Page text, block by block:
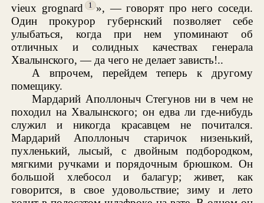
vieux grognard
1
», — говорят про него соседи.
Один прокурор губернский позволяет себе
улыбаться, когда при нем упоминают об
отличных и солидных качествах генерала
Хвалынского, — да чего не делает зависть!..
А впрочем, перейдем теперь к другому
помещику.
Мардарий Аполлоныч Стегунов ни в чем не
походил на Хвалынского; он едва ли где-нибудь
служил и никогда красавцем не почитался.
Мардарий Аполлоныч старичок низенький,
пухленький, лысый, с двойным подбородком,
мягкими ручками и порядочным брюшком. Он
большой хлебосол и балагур; живет, как
говорится, в свое удовольствие; зиму и лето